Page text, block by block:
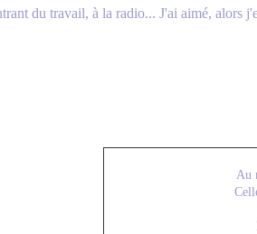
du travail, à la radio... J'ai aimé, alors
Au